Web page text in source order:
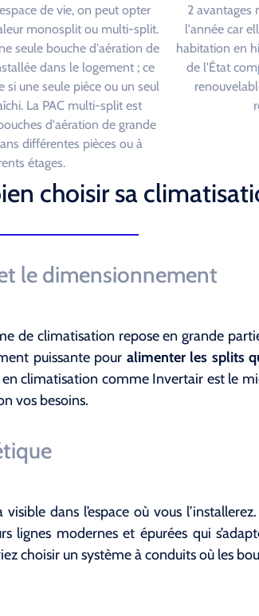
de vie, on peut opter
monosplit ou multi-split.
seule bouche d'aération de
dans le logement ; ce
si une seule pièce ou un seul
La PAC multi-split est
d'aération de grande
différentes pièces ou à
étages.
2 avantages
l'année car
habitation en
de l'État
choisir sa
le dimensionnement
de climatisation repose en grande
puissante pour alimenter les splits
climatisation comme Invertair est le
vos besoins.
dans l’espace où vous
lignes modernes et épurées qui
choisir un système à conduits où les